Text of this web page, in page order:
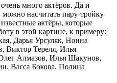
много актёров. Да и
насчитать пару-тройку
актёры, которые
в этой картине, к примеру:
Дарья Урсуляк, Нонна
Виктор Тереля, Илья
Алмазов, Илья Шакунов,
Васса Бокова, Полина